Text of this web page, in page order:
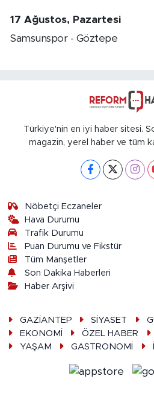
17 Ağustos, Pazartesi
Samsunspor - Göztepe
Türkiye'nin en iyi haber sitesi.
magazin, yerel haber ve tüm
Nöbetçi Eczaneler
Hava Durumu
Trafik Durumu
Puan Durumu ve Fikstür
Tüm Manşetler
Son Dakika Haberleri
Haber Arşivi
GAZİANTEP SİYASET
EKONOMİ
ÖZEL HABER
YAŞAM
GASTRONOMİ